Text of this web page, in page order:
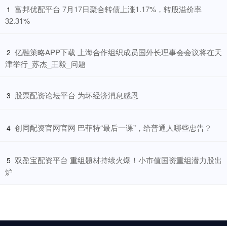
1 ​富邦优配平台 7月17日聚合转债上涨1.17%，转股溢价率
32.31%
2 ​亿融策略APP下载 上海合作组织成员国外长理事会会议将在天
津举行_苏杰_王毅_问题
3 ​股票配资论坛平台 为坏经济消息感恩
4 ​创同配资官网官网 巴菲特“最后一课”，给普通人哪些忠告？
5 ​双盈宝配资平台 重组题材持续火爆！小市值国资重组潜力股出
炉